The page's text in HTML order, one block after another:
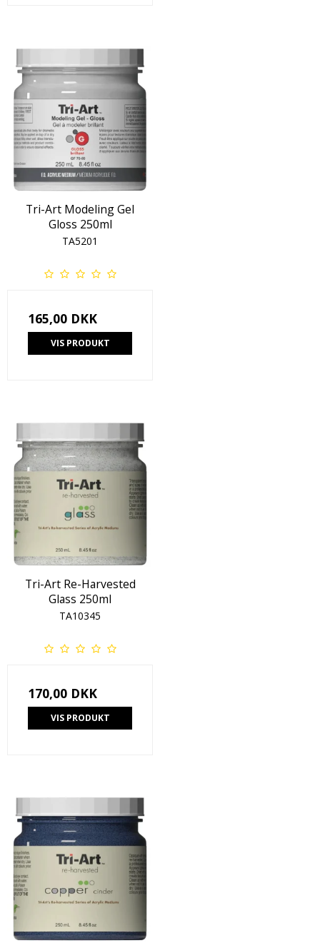
Tri-Art Modeling Gel
Gloss 250ml
TA5201
165,00 DKK
VIS PRODUKT
Tri-Art Re-Harvested
Glass 250ml
TA10345
170,00 DKK
VIS PRODUKT